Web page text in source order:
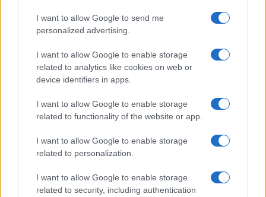
I want to allow Google to send me
personalized advertising.
I want to allow Google to enable storage
related to analytics like cookies on web or
device identifiers in apps.
I want to allow Google to enable storage
related to functionality of the website or app.
I want to allow Google to enable storage
related to personalization.
I want to allow Google to enable storage
related to security, including authentication
Ο Άδωνις Γεωργιάδης έκανε repost τον
“Χαίρομαι πάρα πολύ όταν τα διαβάζω αυτά”
E-PTOLEMEOS TEAM 7 ΑΥΓΟΎΣΤΟΥ 2026, 6:59 ΜΜ
ΠΕΡΙΣΣΌΤΕΡΑ DETAILS